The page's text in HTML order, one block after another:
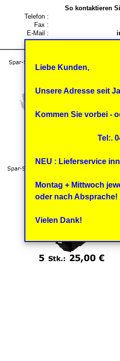
So kontaktieren
Telefon :
Fax :
E-Mail :
Liebe Kunden,
Unsere Adresse seit
Kommen Sie vorbei -
Tel:. 0451-
NEU : Lieferservice
Montag + Mittwoch
oder nach Absprache!
Vielen Dank!